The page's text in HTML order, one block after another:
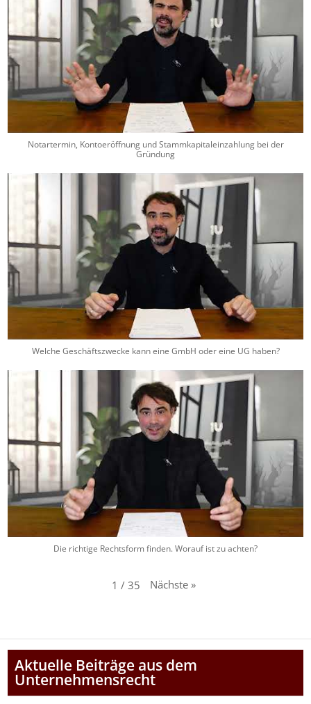
Notartermin, Kontoeröffnung und Stammkapitaleinzahlung bei der
Gründung
Welche Geschäftszwecke kann eine GmbH oder eine UG haben?
Die richtige Rechtsform finden. Worauf ist zu achten?
1 / 35 Nächste »
Aktuelle Beiträge aus dem
Unternehmensrecht